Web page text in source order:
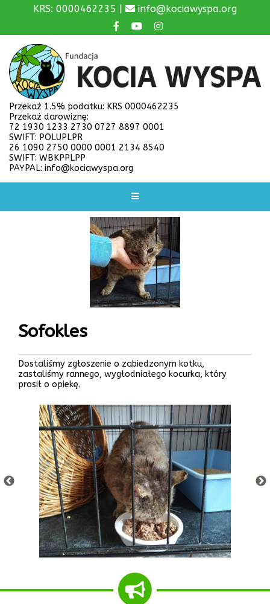
KRS: 0000462235 | info@kociawyspa.org
Przekaż 1.5% podatku: KRS 0000462235
Przekaż darowiznę:
72 1930 1233 2730 0727 8897 0001
SWIFT: POLUPLPR
26 1090 2750 0000 0001 2134 8540
SWIFT: WBKPPLPP
PAYPAL: info@kociawyspa.org
Sofokles
Dostaliśmy zgłoszenie o zabiedzonym kotku,
zastaliśmy rannego, wygłodniałego kocurka, który
prosił o opiekę.